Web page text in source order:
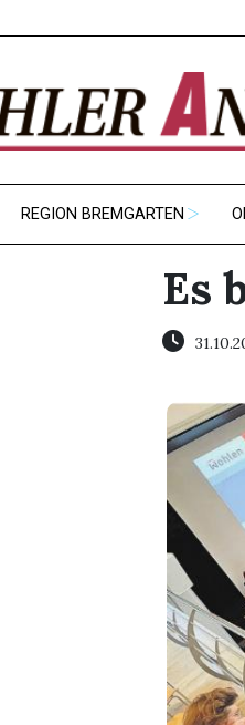
REGION BREMGARTEN
Es